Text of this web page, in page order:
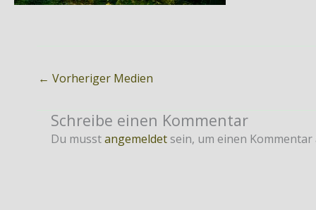
← Vorheriger Medien
Schreibe einen Kommentar
Du musstangemeldet sein, um einen Kommentar